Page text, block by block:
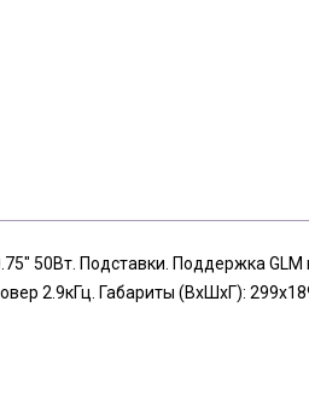
50Вт. Подставки. Поддержка GLM
2.9кГц. Габариты (ВхШхГ):